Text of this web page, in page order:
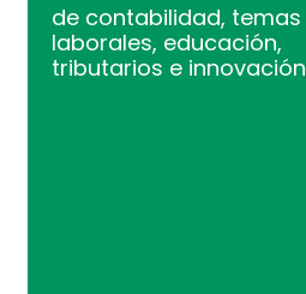
de contabilidad, temas
laborales, educación,
tributarios e innovación